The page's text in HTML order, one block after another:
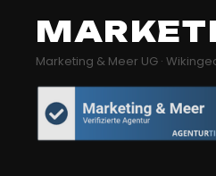
Marketing & Meer UG ·